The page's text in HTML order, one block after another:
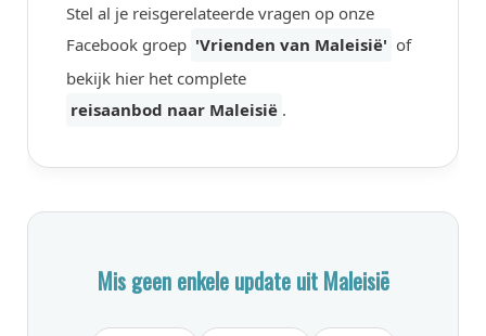
Stel al je reisgerelateerde vragen op onze
Facebook groep 'Vrienden van Maleisië' of
bekijk hier het complete
reisaanbod naar Maleisië .
Mis geen enkele update uit Maleisië